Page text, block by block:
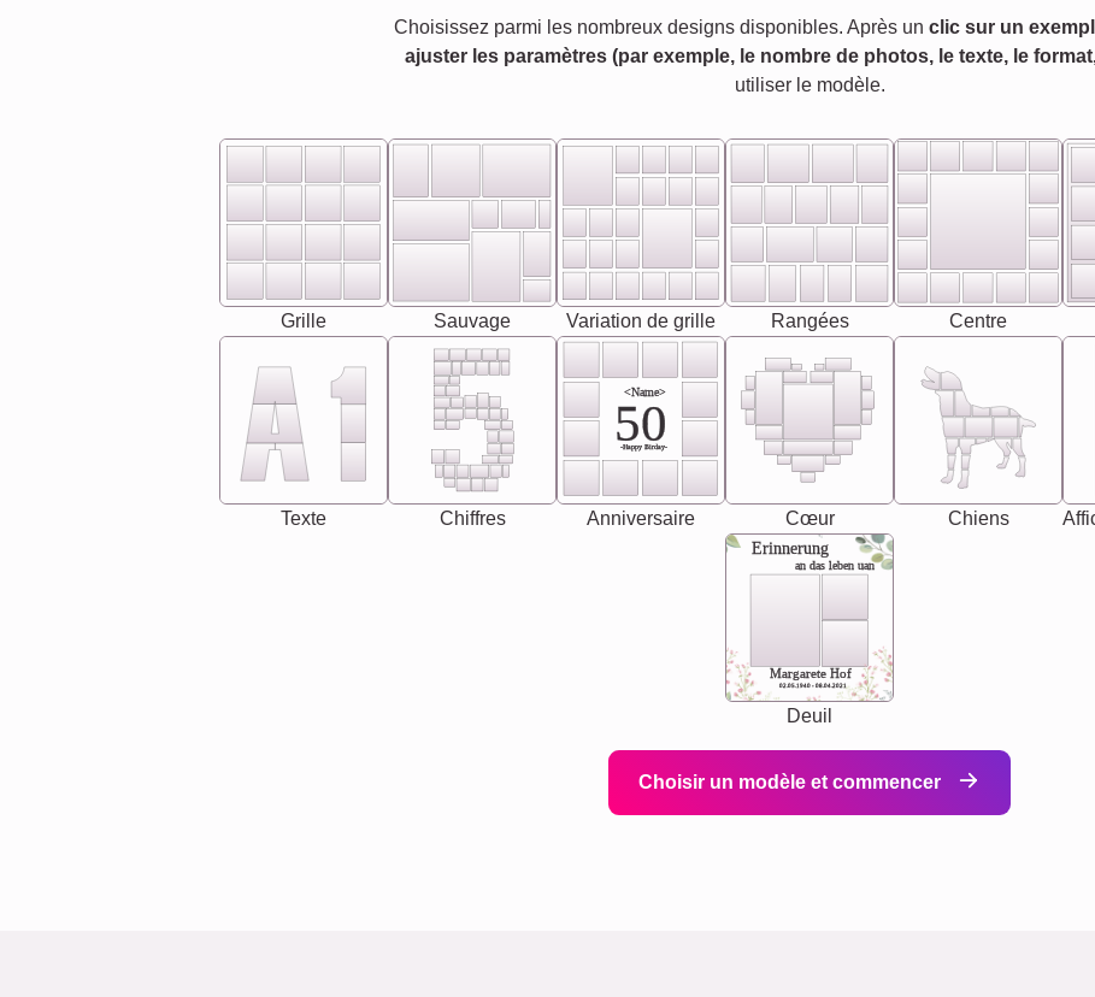
Choisissez parmi les nombreux designs disponibles. Après un clic sur un
ajuster les paramètres (par exemple, le nombre de photos, le texte, le
utiliser le modèle.
Grille Sauvage Variation de grille Rangées Centre
Texte Chiffres
<Name>
50
-Happy Birday-
Anniversaire Cœur Chiens
Erinnerung
an das leben uan
Margarete Hof
02.05.1940 - 08.04.2021
Deuil
Choisir un modèle et commencer